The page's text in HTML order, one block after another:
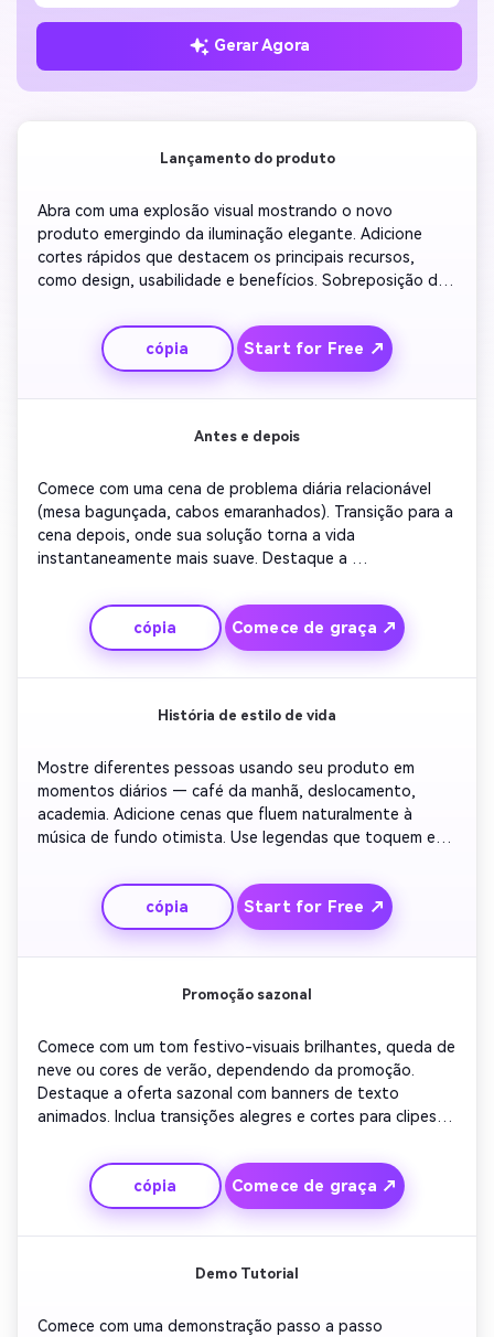
Gerar Agora
Lançamento do produto
Abra com uma explosão visual mostrando o novo
produto emergindo da iluminação elegante. Adicione
cortes rápidos que destacem os principais recursos,
como design, usabilidade e benefícios. Sobreposição da
segurando o produto com confiança. Mude para clipes de
estilo de vida onde os usuários estão interagindo com
ele naturalmente. Complete o anúncio com um fundo
brilhante, animação de chamada à ação,
cópia Start for Free ↗
Antes e depois
Comece com uma cena de problema diária relacionável
(mesa bagunçada, cabos emaranhados). Transição para a
cena depois, onde sua solução torna a vida
instantaneamente mais suave. Destaque a
movimento suave. Adicione legendas como 'Veja a
diferença'. Termine com a animação do logotipo, um
slogan e um botão encorajando os espectadores a
experimentá-lo agora.
cópia Comece de graça ↗
História de estilo de vida
Mostre diferentes pessoas usando seu produto em
momentos diários — café da manhã, deslocamento,
academia. Adicione cenas que fluem naturalmente à
música de fundo otimista. Use legendas que toquem em
com uma sobreposição perfeita do logotipo da marca e
um chamado positivo à ação 'Upgrade Your Lifestyle'.
Mantenha um visual do mundo real que se conecte com o
público visual e emocionalmente.
cópia Start for Free ↗
Promoção sazonal
Comece com um tom festivo-visuais brilhantes, queda de
neve ou cores de verão, dependendo da promoção.
Destaque a oferta sazonal com banners de texto
animados. Inclua transições alegres e cortes para clipes
venda fortes como 'Compre as melhores ofertas da
temporada'! ' Seguido por slogan da marca e ardósia final
clicável. Garanta um ritmo dinâmico para se ajustar ao
comportamento de vídeo móvel do Facebook.
cópia Comece de graça ↗
Demo Tutorial
Comece com uma demonstração passo a passo